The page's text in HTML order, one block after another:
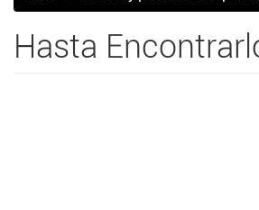
Hasta